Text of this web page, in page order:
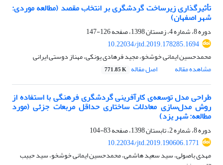
تأثیرگذاری زیرساخت گردشگری بر انتخاب مقصد (مطالعه موردی:
شهر اصفهان)
دوره 8، شماره 4، زمستان 1398، صفحه
126-147
10.22034/jtd.2019.178285.1694
محمدحسین ایمانی خوشخو، مجید فرهادی یونکی، مهناز دوستی ایرانی
مشاهده مقاله
اصل مقاله 771.85 K
طراحی مدل توسعه‌ی کارآفرینی گردشگری فرهنگی با استفاده از
روش مدل‌سازی معادلات ساختاری حداقل مربعات جزئی (مورد
مطالعه: شهر یزد)
دوره 8، شماره 2، تابستان 1398، صفحه
83-104
10.22034/jtd.2019.190606.1771
مهدی باصولی، سید سعید هاشمی، محمدحسین ایمانی خوشخو، سید حبیب